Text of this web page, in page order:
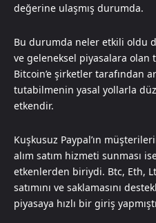
değerine ulaşmış durumda.
Bu durumda neler etkili oldu
ve geleneksel piyasalara olan
Bitcoin’e şirketler tarafından
tutabilmenin yasal yollarla
etkendir.
Kuşkusuz Paypal’ın
alım satım hizmeti sunması
etkenlerden biriydi. Btc, Eth,
satımını ve saklamasını
piyasaya hızlı bir giriş